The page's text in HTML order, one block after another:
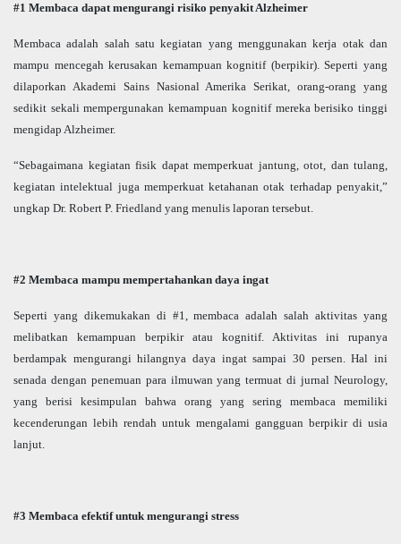
#1 Membaca dapat mengurangi risiko penyakit Alzheimer
Membaca adalah salah satu kegiatan yang menggunakan kerja otak dan
mampu mencegah kerusakan kemampuan kognitif (berpikir). Seperti yang
dilaporkan Akademi Sains Nasional Amerika Serikat, orang-orang yang
sedikit sekali mempergunakan kemampuan kognitif mereka berisiko tinggi
mengidap Alzheimer.
“Sebagaimana kegiatan fisik dapat memperkuat jantung, otot, dan tulang,
kegiatan intelektual juga memperkuat ketahanan otak terhadap penyakit,”
ungkap Dr. Robert P. Friedland yang menulis laporan tersebut.
#2 Membaca mampu mempertahankan daya ingat
Seperti yang dikemukakan di #1, membaca adalah salah aktivitas yang
melibatkan kemampuan berpikir atau kognitif. Aktivitas ini rupanya
berdampak mengurangi hilangnya daya ingat sampai 30 persen. Hal ini
senada dengan penemuan para ilmuwan yang termuat di jurnal Neurology,
yang berisi kesimpulan bahwa orang yang sering membaca memiliki
kecenderungan lebih rendah untuk mengalami gangguan berpikir di usia
lanjut.
#3 Membaca efektif untuk mengurangi stress